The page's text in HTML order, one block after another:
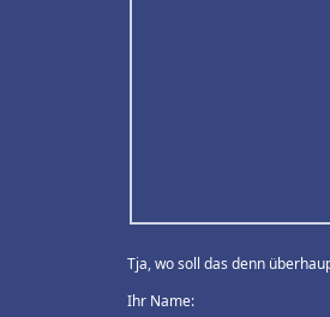
Tja, wo soll das denn
Ihr Name: